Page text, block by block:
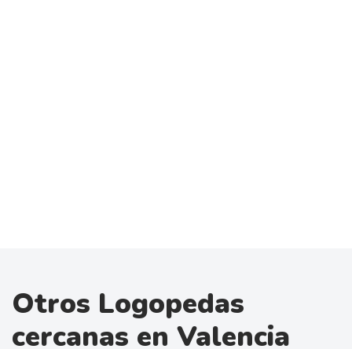
Otros Logopedas
cercanas en Valencia